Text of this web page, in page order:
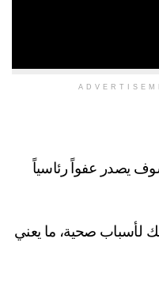
يصدر عفواً رئاسياً
لأسباب صحية، ما يعني